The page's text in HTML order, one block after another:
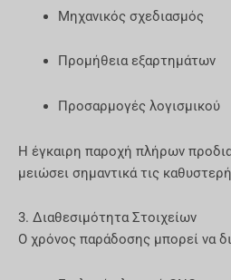
Μηχανικός σχεδιασμός
Προμήθεια εξαρτημάτων
Προσαρμογές λογισμικού
Η έγκαιρη παροχή πλήρων
μειώσει σημαντικά τις
3. Διαθεσιμότητα Στοιχείων
Ο χρόνος παράδοσης μπορεί να